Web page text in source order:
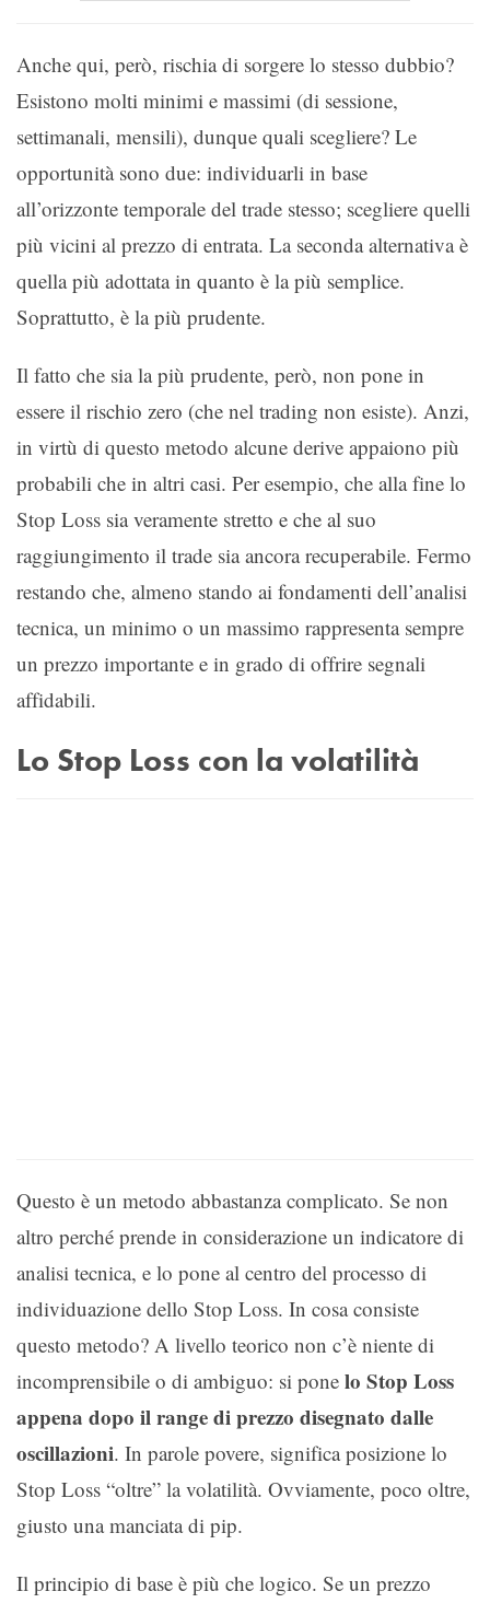
Anche qui, però, rischia di sorgere lo stesso dubbio?
Esistono molti minimi e massimi (di sessione,
settimanali, mensili), dunque quali scegliere? Le
opportunità sono due: individuarli in base
all’orizzonte temporale del trade stesso; scegliere quelli
più vicini al prezzo di entrata. La seconda alternativa è
quella più adottata in quanto è la più semplice.
Soprattutto, è la più prudente.
Il fatto che sia la più prudente, però, non pone in
essere il rischio zero (che nel trading non esiste). Anzi,
in virtù di questo metodo alcune derive appaiono più
probabili che in altri casi. Per esempio, che alla fine lo
Stop Loss sia veramente stretto e che al suo
raggiungimento il trade sia ancora recuperabile. Fermo
restando che, almeno stando ai fondamenti dell’analisi
tecnica, un minimo o un massimo rappresenta sempre
un prezzo importante e in grado di offrire segnali
affidabili.
Lo Stop Loss con la volatilità
Questo è un metodo abbastanza complicato. Se non
altro perché prende in considerazione un indicatore di
analisi tecnica, e lo pone al centro del processo di
individuazione dello Stop Loss. In cosa consiste
questo metodo? A livello teorico non c’è niente di
incomprensibile o di ambiguo: si pone lo Stop Loss
appena dopo il range di prezzo disegnato dalle
oscillazioni. In parole povere, significa posizione lo
Stop Loss “oltre” la volatilità. Ovviamente, poco oltre,
giusto una manciata di pip.
Il principio di base è più che logico. Se un prezzo